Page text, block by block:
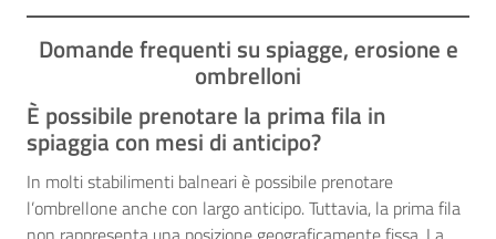
Domande frequenti su spiagge, erosione e
ombrelloni
È possibile prenotare la prima fila in
spiaggia con mesi di anticipo?
In molti stabilimenti balneari è possibile prenotare
l’ombrellone anche con largo anticipo. Tuttavia, la prima fila